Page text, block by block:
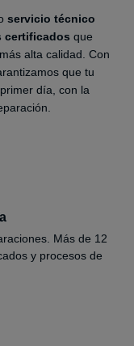
servicio técnico
certificados que
alta calidad. Con
que tu
día, con la
Más de 12
y procesos de